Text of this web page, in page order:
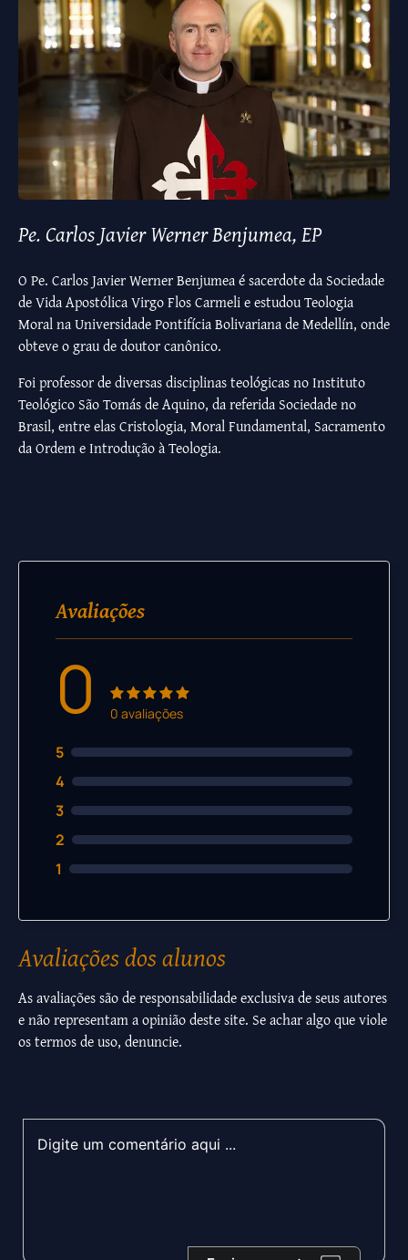
Pe. Carlos Javier Werner Benjumea, EP
O Pe. Carlos Javier Werner Benjumea é sacerdote da Sociedade
de Vida Apostólica Virgo Flos Carmeli e estudou Teologia
Moral na Universidade Pontifícia Bolivariana de Medellín, onde
obteve o grau de doutor canônico.
Foi professor de diversas disciplinas teológicas no Instituto
Teológico São Tomás de Aquino, da referida Sociedade no
Brasil, entre elas Cristologia, Moral Fundamental, Sacramento
da Ordem e Introdução à Teologia.
Avaliações
0 0 avaliações
1
2
3
4
5
Avaliações dos alunos
As avaliações são de responsabilidade exclusiva de seus autores
e não representam a opinião deste site. Se achar algo que viole
os termos de uso, denuncie.